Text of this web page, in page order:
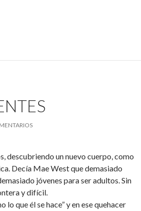
descubriendo un nuevo cuerpo, como
Decía Mae West que demasiado
jóvenes para ser adultos. Sin
y difícil.
lo que él se hace” y en ese quehacer